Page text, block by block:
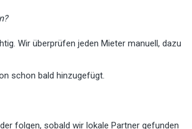
Wir überprüfen jeden Mieter manuell, dazu
schon bald hinzugefügt.
folgen, sobald wir lokale Partner gefunden